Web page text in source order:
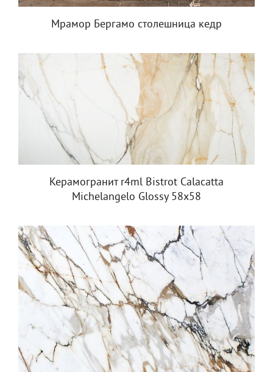
Мрамор Бергамо столешница кедр
Керамогранит r4ml Bistrot Calacatta
Michelangelo Glossy 58х58